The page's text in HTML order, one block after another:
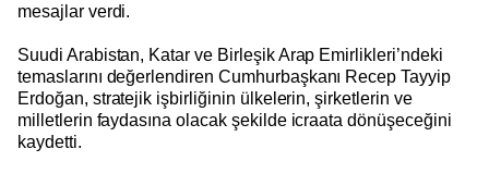
mesajlar verdi.
Suudi Arabistan, Katar ve Birleşik Arap Emirlikleri’ndeki
temaslarını değerlendiren Cumhurbaşkanı Recep Tayyip
Erdoğan, stratejik işbirliğinin ülkelerin, şirketlerin ve
milletlerin faydasına olacak şekilde icraata dönüşeceğini
kaydetti.